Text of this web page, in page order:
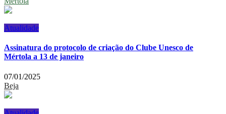
Atualidade
Assinatura do protocolo de criação do Clube Unesco de
Mértola a 13 de janeiro
07/01/2025
Beja